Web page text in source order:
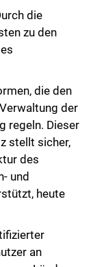
die
zu den
die den
der
regeln. Dieser
stellt sicher,
des
und
heute
an